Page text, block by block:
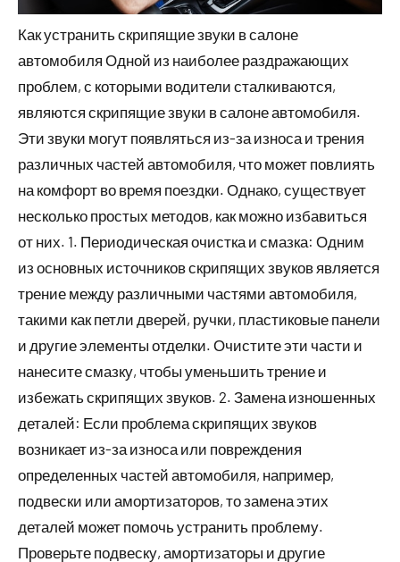
Как устранить скрипящие звуки в салоне
автомобиля Одной из наиболее раздражающих
проблем, с которыми водители сталкиваются,
являются скрипящие звуки в салоне автомобиля.
Эти звуки могут появляться из-за износа и трения
различных частей автомобиля, что может повлиять
на комфорт во время поездки. Однако, существует
несколько простых методов, как можно избавиться
от них. 1. Периодическая очистка и смазка: Одним
из основных источников скрипящих звуков является
трение между различными частями автомобиля,
такими как петли дверей, ручки, пластиковые панели
и другие элементы отделки. Очистите эти части и
нанесите смазку, чтобы уменьшить трение и
избежать скрипящих звуков. 2. Замена изношенных
деталей: Если проблема скрипящих звуков
возникает из-за износа или повреждения
определенных частей автомобиля, например,
подвески или амортизаторов, то замена этих
деталей может помочь устранить проблему.
Проверьте подвеску, амортизаторы и другие